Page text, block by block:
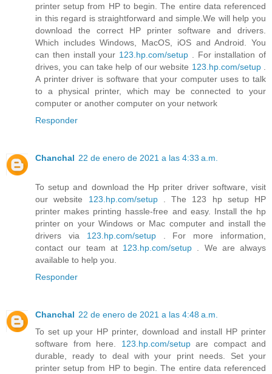
printer setup from HP to begin. The entire data referenced
in this regard is straightforward and simple.We will help you
download the correct HP printer software and drivers.
Which includes Windows, MacOS, iOS and Android. You
can then install your 123.hp.com/setup . For installation of
drives, you can take help of our website 123.hp.com/setup.
A printer driver is software that your computer uses to talk
to a physical printer, which may be connected to your
computer or another computer on your network
Responder
Chanchal 22 de enero de 2021 a las 4:33 a.m.
To setup and download the Hp priter driver software, visit
our website 123.hp.com/setup. The 123 hp setup HP
printer makes printing hassle-free and easy. Install the hp
printer on your Windows or Mac computer and install the
drivers via 123.hp.com/setup. For more information,
contact our team at 123.hp.com/setup . We are always
available to help you.
Responder
Chanchal 22 de enero de 2021 a las 4:48 a.m.
To set up your HP printer, download and install HP printer
software from here. 123.hp.com/setupare compact and
durable, ready to deal with your print needs. Set your
printer setup from HP to begin. The entire data referenced